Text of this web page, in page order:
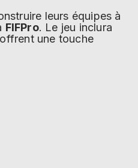
leurs équipes à
FIFPro. Le jeu inclura
une touche